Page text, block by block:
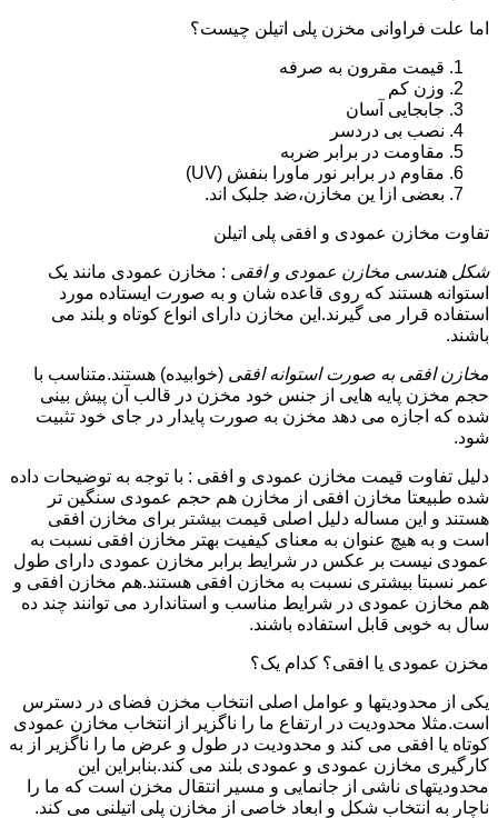
اما علت فراوانی مخزن پلی اتیلن چیست؟
قیمت مقرون به صرفه
وزن کم
جابجایی آسان
نصب بی دردسر
مقاومت در برابر ضربه
مقاوم در برابر نور ماورا بنفش (UV)
بعضی ازا ین مخازن،ضد جلبک اند.
تفاوت مخازن عمودی و افقی پلی اتیلن
شکل هندسی مخازن عمودی و افقی : مخازن عمودی مانند یک
استوانه هستند که روی قاعده شان و به صورت ایستاده مورد
استفاده قرار می گیرند.این مخازن دارای انواع کوتاه و بلند می
باشند.
مخازن افقی به صورت استوانه افقی (خوابیده) هستند.متناسب با
حجم مخزن پایه هایی از جنس خود مخزن در قالب آن پیش بینی
شده که اجازه می دهد مخزن به صورت پایدار در جای خود تثبیت
شود.
دلیل تفاوت قیمت مخازن عمودی و افقی : با توجه به توضیحات داده
شده طبیعتا مخازن افقی از مخازن هم حجم عمودی سنگین تر
هستند و این مساله دلیل اصلی قیمت بیشتر برای مخازن افقی
است و به هیچ عنوان به معنای کیفیت بهتر مخازن افقی نسبت به
عمودی نیست بر عکس در شرایط برابر مخازن عمودی دارای طول
عمر نسبتا بیشتری نسبت به مخازن افقی هستند.هم مخازن افقی و
هم مخازن عمودی در شرایط مناسب و استاندارد می توانند چند ده
سال به خوبی قابل استفاده باشند.
مخزن عمودی یا افقی؟ کدام یک؟
یکی از محدودیتها و عوامل اصلی انتخاب مخزن فضای در دسترس
است.مثلا محدودیت در ارتفاع ما را ناگزیر از انتخاب مخازن عمودی
کوتاه یا افقی می کند و محدودیت در طول و عرض ما را ناگزیر از به
کارگیری مخازن عمودی و عمودی بلند می کند.بنابراین این
محدودیتهای ناشی از جانمایی و مسیر انتقال مخزن است که ما را
ناچار به انتخاب شکل و ابعاد خاصی از مخازن پلی اتیلنی می کند.